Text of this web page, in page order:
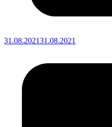
31.08.202131.08.2021